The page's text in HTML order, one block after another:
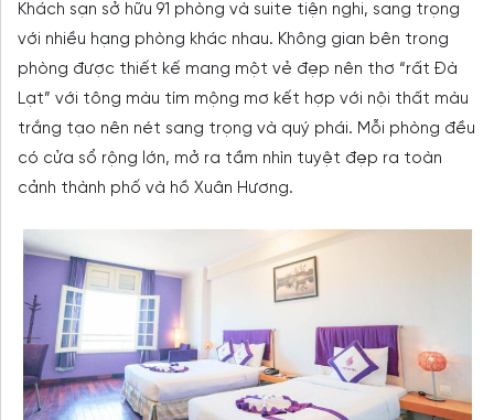
Khách sạn sở hữu 91 phòng và suite tiện nghi, sang trọng
với nhiều hạng phòng khác nhau. Không gian bên trong
phòng được thiết kế mang một vẻ đẹp nên thơ “rất Đà
Lạt” với tông màu tím mộng mơ kết hợp với nội thất màu
trắng tạo nên nét sang trọng và quý phái. Mỗi phòng đều
có cửa sổ rộng lớn, mở ra tầm nhìn tuyệt đẹp ra toàn
cảnh thành phố và hồ Xuân Hương.